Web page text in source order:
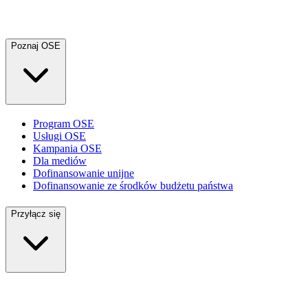
Poznaj OSE
Program OSE
Usługi OSE
Kampania OSE
Dla mediów
Dofinansowanie unijne
Dofinansowanie ze środków budżetu państwa
Przyłącz się